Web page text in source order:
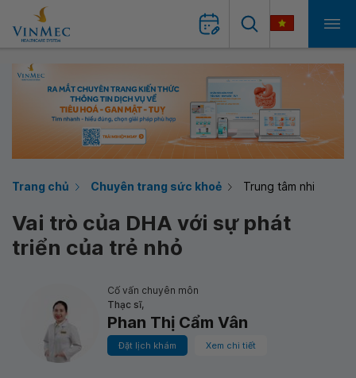
Trang chủ Chuyên trang sức khoẻ Trung tâm nhi
Vai trò của DHA với sự phát
triển của trẻ nhỏ
Cố vấn chuyên môn
Thạc sĩ,
Phan Thị Cẩm Vân
Đặt lịch khám Xem chi tiết